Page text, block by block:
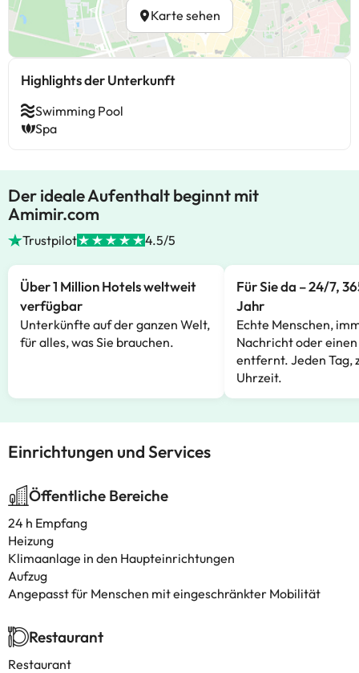
Karte sehen
Highlights der Unterkunft
Swimming Pool
Spa
Der ideale Aufenthalt beginnt mit
Amimir.com
Trustpilot 4.5/5
Über 1 Million Hotels weltweit
verfügbar
Unterkünfte auf der ganzen Welt,
für alles, was Sie brauchen.
Für Sie da – 24/7,
Jahr
Echte Menschen,
Nachricht oder
entfernt. Jeden Tag,
Uhrzeit.
Einrichtungen und Services
Öffentliche Bereiche
24 h Empfang
Heizung
Klimaanlage in den Haupteinrichtungen
Aufzug
Angepasst für Menschen mit eingeschränkter Mobilität
Restaurant
Restaurant